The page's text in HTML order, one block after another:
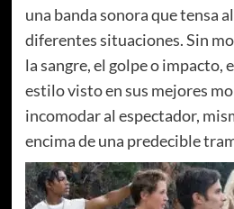
una banda sonora que tensa
diferentes situaciones. Sin
la sangre, el golpe o impacto,
estilo visto en sus mejores
incomodar al espectador,
encima de una predecible